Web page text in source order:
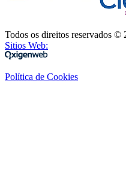
Todos os direitos reservados ©
Sitios Web:
Política de Cookies